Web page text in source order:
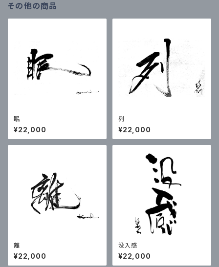
その他の商品
眠
¥22,000
列
¥22,000
離
¥22,000
没入感
¥22,000